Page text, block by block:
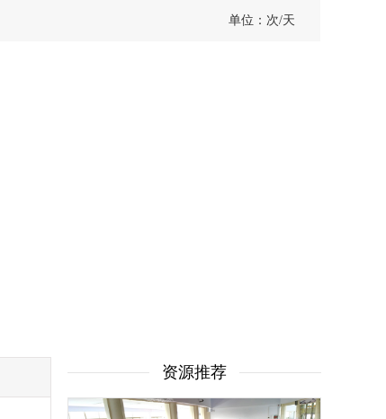
单位：次/天
资源推荐